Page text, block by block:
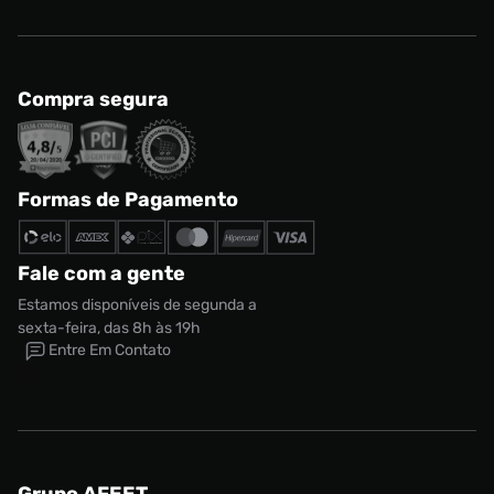
Compra segura
Formas de Pagamento
Fale com a gente
Estamos disponíveis de segunda a
sexta-feira, das 8h às 19h
Entre Em Contato